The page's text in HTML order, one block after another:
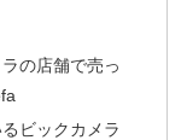
の店舗で売っ
ビックカメラ